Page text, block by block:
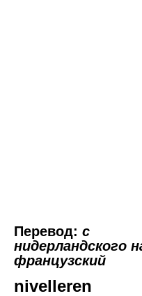
Перевод: с
нидерландского
французский
nivelleren